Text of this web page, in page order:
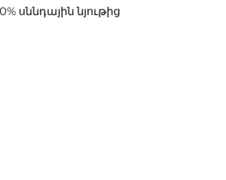
սննդային նյութից